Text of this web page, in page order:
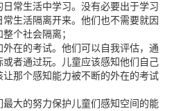
日常生活中学习。没有必要出于学习
常生活隔离开来。他们也不需要就因
个社会隔离；
在的考试。他们可以自我评估，通
或者通过玩。儿童应该感知他们自己
让那个感知能力被不断的外在的考试
最大的努力保护儿童们感知空间的能